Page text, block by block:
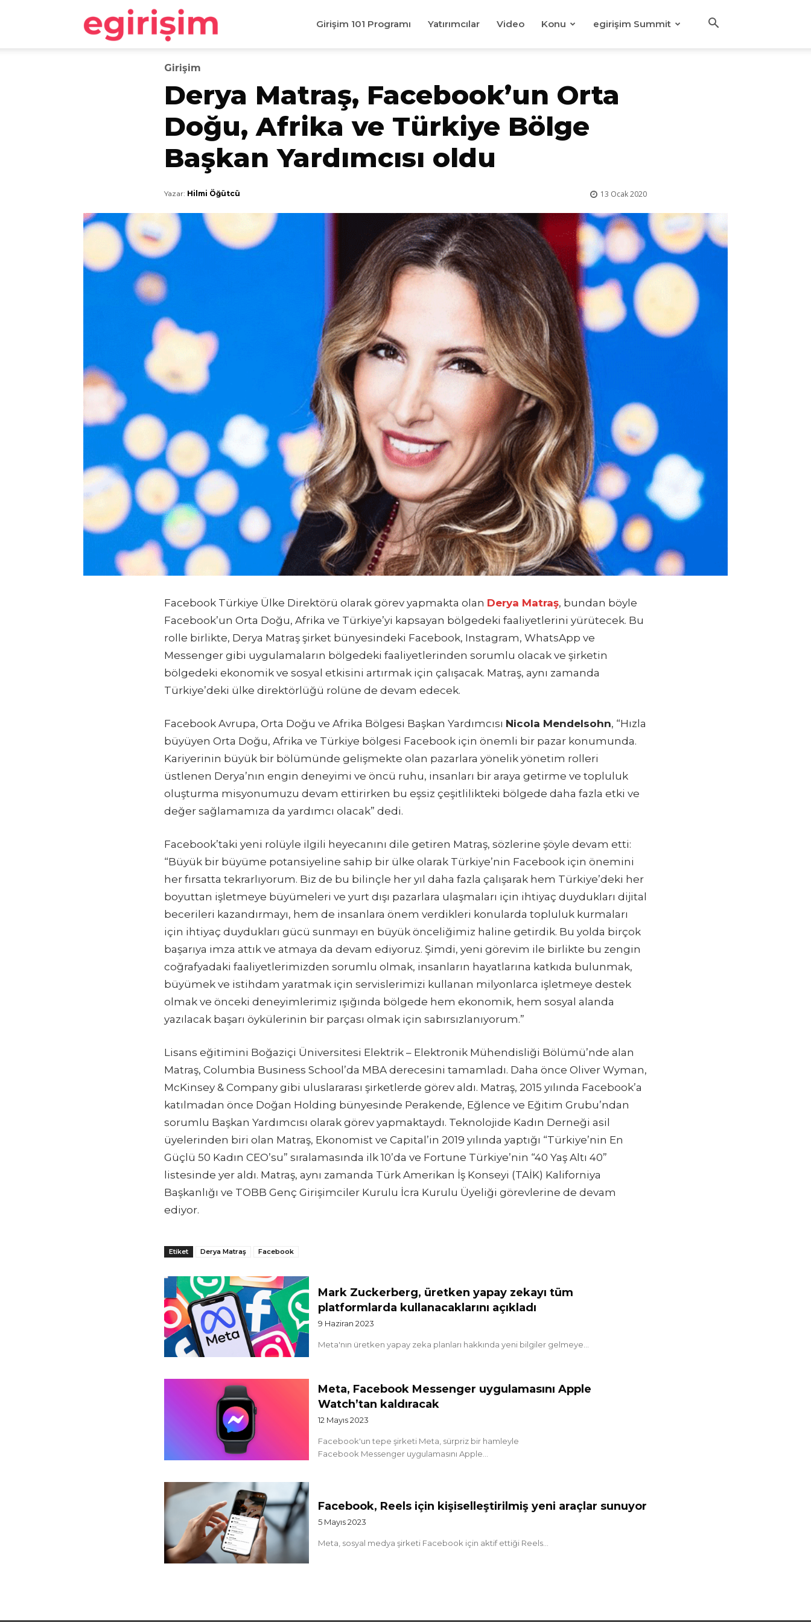
egirişim Girişim 101 Programı Yatırımcılar Video Konu egirişim Summit
Girişim
Derya Matraş, Facebook’un Orta
Doğu, Afrika ve Türkiye Bölge
Başkan Yardımcısı oldu
13 Ocak 2020
Yazar: Hilmi Öğütcü
Facebook Türkiye Ülke Direktörü olarak görev yapmakta olan Derya Matraş, bundan böyle
Facebook’un Orta Doğu, Afrika ve Türkiye’yi kapsayan bölgedeki faaliyetlerini yürütecek. Bu
rolle birlikte, Derya Matraş şirket bünyesindeki Facebook, Instagram, WhatsApp ve
Messenger gibi uygulamaların bölgedeki faaliyetlerinden sorumlu olacak ve şirketin
bölgedeki ekonomik ve sosyal etkisini artırmak için çalışacak. Matraş, aynı zamanda
Türkiye’deki ülke direktörlüğü rolüne de devam edecek.
Facebook Avrupa, Orta Doğu ve Afrika Bölgesi Başkan Yardımcısı Nicola Mendelsohn, “Hızla
büyüyen Orta Doğu, Afrika ve Türkiye bölgesi Facebook için önemli bir pazar konumunda.
Kariyerinin büyük bir bölümünde gelişmekte olan pazarlara yönelik yönetim rolleri
üstlenen Derya’nın engin deneyimi ve öncü ruhu, insanları bir araya getirme ve topluluk
oluşturma misyonumuzu devam ettirirken bu eşsiz çeşitlilikteki bölgede daha fazla etki ve
değer sağlamamıza da yardımcı olacak” dedi.
Facebook’taki yeni rolüyle ilgili heyecanını dile getiren Matraş, sözlerine şöyle devam etti:
“Büyük bir büyüme potansiyeline sahip bir ülke olarak Türkiye’nin Facebook için önemini
her fırsatta tekrarlıyorum. Biz de bu bilinçle her yıl daha fazla çalışarak hem Türkiye’deki her
boyuttan işletmeye büyümeleri ve yurt dışı pazarlara ulaşmaları için ihtiyaç duydukları dijital
becerileri kazandırmayı, hem de insanlara önem verdikleri konularda topluluk kurmaları
için ihtiyaç duydukları gücü sunmayı en büyük önceliğimiz haline getirdik. Bu yolda birçok
başarıya imza attık ve atmaya da devam ediyoruz. Şimdi, yeni görevim ile birlikte bu zengin
coğrafyadaki faaliyetlerimizden sorumlu olmak, insanların hayatlarına katkıda bulunmak,
büyümek ve istihdam yaratmak için servislerimizi kullanan milyonlarca işletmeye destek
olmak ve önceki deneyimlerimiz ışığında bölgede hem ekonomik, hem sosyal alanda
yazılacak başarı öykülerinin bir parçası olmak için sabırsızlanıyorum.”
Lisans eğitimini Boğaziçi Üniversitesi Elektrik – Elektronik Mühendisliği Bölümü’nde alan
Matraş, Columbia Business School’da MBA derecesini tamamladı. Daha önce Oliver Wyman,
McKinsey & Company gibi uluslararası şirketlerde görev aldı. Matraş, 2015 yılında Facebook’a
katılmadan önce Doğan Holding bünyesinde Perakende, Eğlence ve Eğitim Grubu’ndan
sorumlu Başkan Yardımcısı olarak görev yapmaktaydı. Teknolojide Kadın Derneği asil
üyelerinden biri olan Matraş, Ekonomist ve Capital’in 2019 yılında yaptığı “Türkiye’nin En
Güçlü 50 Kadın CEO’su” sıralamasında ilk 10’da ve Fortune Türkiye’nin “40 Yaş Altı 40”
listesinde yer aldı. Matraş, aynı zamanda Türk Amerikan İş Konseyi (TAİK) Kaliforniya
Başkanlığı ve TOBB Genç Girişimciler Kurulu İcra Kurulu Üyeliği görevlerine de devam
ediyor.
Etiket Derya Matraş Facebook
Mark Zuckerberg, üretken yapay zekayı tüm
platformlarda kullanacaklarını açıkladı
9 Haziran 2023
Meta'nın üretken yapay zeka planları hakkında yeni bilgiler gelmeye...
Meta, Facebook Messenger uygulamasını Apple
Watch’tan kaldıracak
12 Mayıs 2023
Facebook'un tepe şirketi Meta, sürpriz bir hamleyle
Facebook Messenger uygulamasını Apple...
Facebook, Reels için kişiselleştirilmiş yeni araçlar sunuyor
5 Mayıs 2023
Meta, sosyal medya şirketi Facebook için aktif ettiği Reels...